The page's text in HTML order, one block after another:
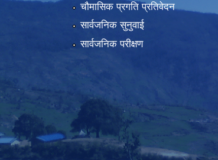
चौमासिक प्रगति प्रतिवेदन
सार्वजनिक सुनुवाई
सार्वजनिक परीक्षण